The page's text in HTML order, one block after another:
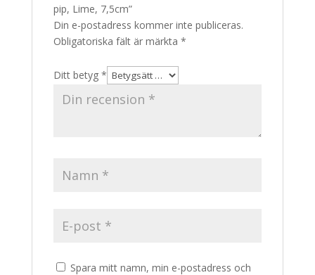
pip, Lime, 7,5cm”
Din e-postadress kommer inte publiceras.
Obligatoriska fält är märkta *
Ditt betyg *
Spara mitt namn, min e-postadress och